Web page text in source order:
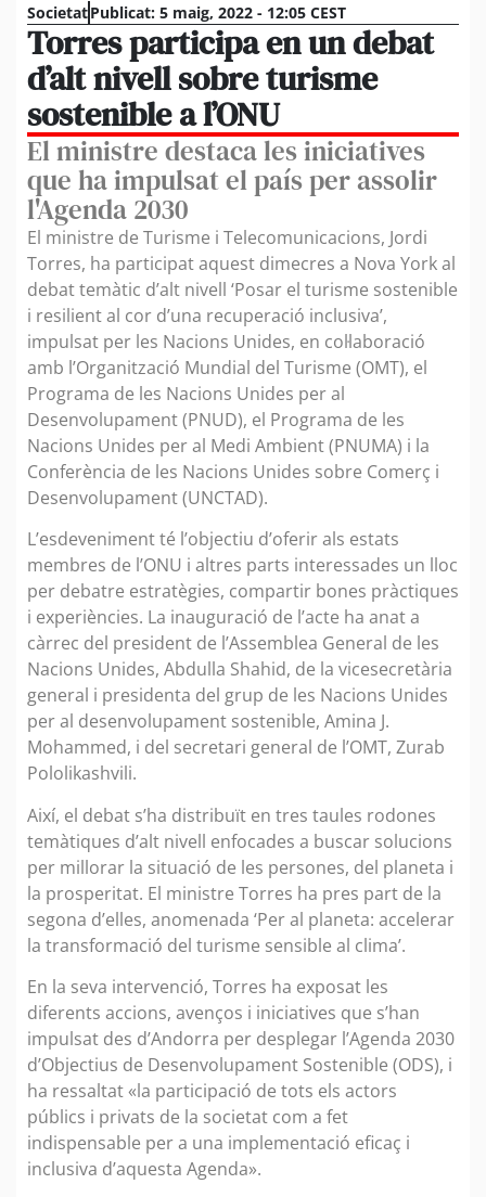
SocietatPublicat: 5 maig, 2022 - 12:05 CEST
Torres participa en un debat
d’alt nivell sobre turisme
sostenible a l’ONU
El ministre destaca les iniciatives
que ha impulsat el país per assolir
l'Agenda 2030
El ministre de Turisme i Telecomunicacions, Jordi
Torres, ha participat aquest dimecres a Nova York al
debat temàtic d’alt nivell ‘Posar el turisme sostenible
i resilient al cor d’una recuperació inclusiva’,
impulsat per les Nacions Unides, en col·laboració
amb l’Organització Mundial del Turisme (OMT), el
Programa de les Nacions Unides per al
Desenvolupament (PNUD), el Programa de les
Nacions Unides per al Medi Ambient (PNUMA) i la
Conferència de les Nacions Unides sobre Comerç i
Desenvolupament (UNCTAD).
L’esdeveniment té l’objectiu d’oferir als estats
membres de l’ONU i altres parts interessades un lloc
per debatre estratègies, compartir bones pràctiques
i experiències. La inauguració de l’acte ha anat a
càrrec del president de l’Assemblea General de les
Nacions Unides, Abdulla Shahid, de la vicesecretària
general i presidenta del grup de les Nacions Unides
per al desenvolupament sostenible, Amina J.
Mohammed, i del secretari general de l’OMT, Zurab
Pololikashvili.
Així, el debat s’ha distribuït en tres taules rodones
temàtiques d’alt nivell enfocades a buscar solucions
per millorar la situació de les persones, del planeta i
la prosperitat. El ministre Torres ha pres part de la
segona d’elles, anomenada ‘Per al planeta: accelerar
la transformació del turisme sensible al clima’.
En la seva intervenció, Torres ha exposat les
diferents accions, avenços i iniciatives que s’han
impulsat des d’Andorra per desplegar l’Agenda 2030
d’Objectius de Desenvolupament Sostenible (ODS), i
ha ressaltat «la participació de tots els actors
públics i privats de la societat com a fet
indispensable per a una implementació eficaç i
inclusiva d’aquesta Agenda».